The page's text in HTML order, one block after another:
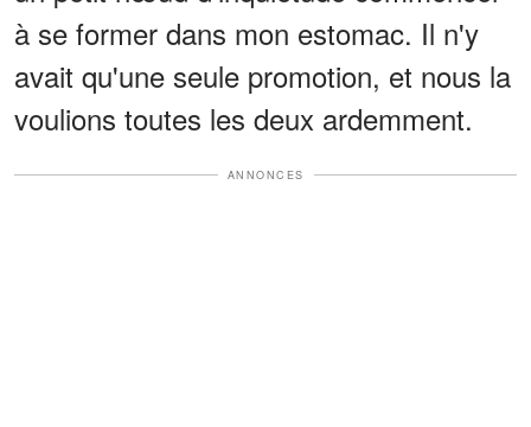
à se former dans mon estomac. Il n'y
avait qu'une seule promotion, et nous la
voulions toutes les deux ardemment.
ANNONCES